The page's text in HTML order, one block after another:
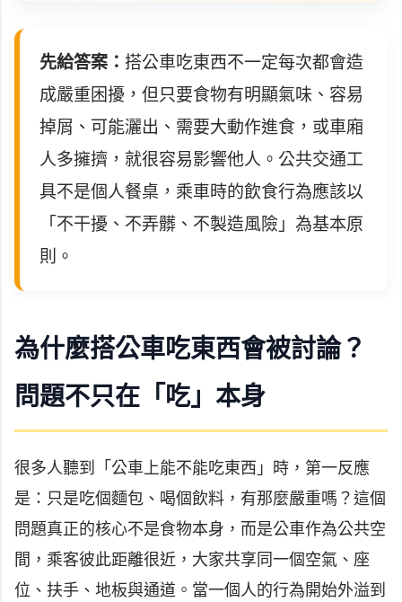
先給答案： 搭公車吃東西不一定每次都會造
成嚴重困擾，但只要食物有明顯氣味、容易
掉屑、可能灑出、需要大動作進食，或車廂
人多擁擠，就很容易影響他人。公共交通工
具不是個人餐桌，乘車時的飲食行為應該以
「不干擾、不弄髒、不製造風險」為基本原
則。
為什麼搭公車吃東西會被討論？
問題不只在「吃」本身
很多人聽到「公車上能不能吃東西」時，第一反應
是：只是吃個麵包、喝個飲料，有那麼嚴重嗎？這個
問題真正的核心不是食物本身，而是公車作為公共空
間，乘客彼此距離很近，大家共享同一個空氣、座
位、扶手、地板與通道。當一個人的行為開始外溢到